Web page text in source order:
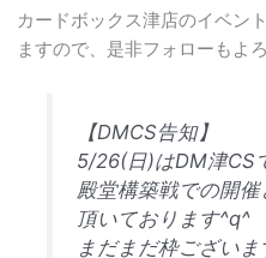
カードボックス津店のイベン
ますので、是非フォローもよ
【DMCS告知】
5/26(日)はDM津CS
殿堂構築戦での開
頂いております^q^
まだまだ枠ござい